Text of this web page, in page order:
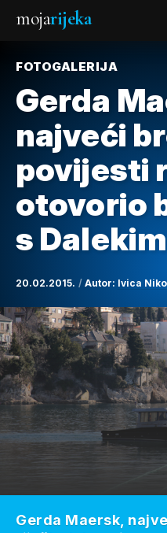
mojarijeka
FOTOGALERIJA
Gerda
najveći
povijesti
otovorio
s
20.02.2015. Autor: Ivica
Gerda Maersk,